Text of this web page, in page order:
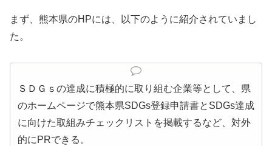
まず、熊本県のHPには、以下のように紹介されていまし
た。
ＳＤＧｓの達成に積極的に取り組む企業等として、県
のホームページで熊本県SDGs登録申請書とSDGs達成
に向けた取組みチェックリストを掲載するなど、対外
的にPRできる。